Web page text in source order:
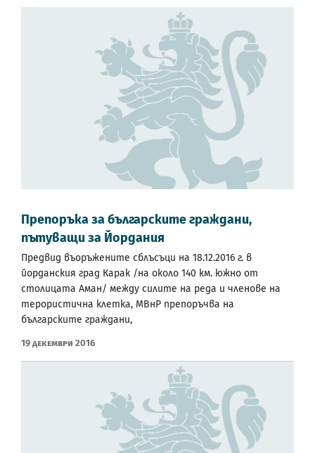
Препоръка за българските граждани,
пътуващи за Йордания
Предвид въоръжените сблъсъци на 18.12.2016 г. в
йорданския град Карак /на около 140 км. южно от
столицата Аман/ между силите на реда и членове на
терористична клетка, МВнР препоръчва на
българските граждани,
19 Декември 2016